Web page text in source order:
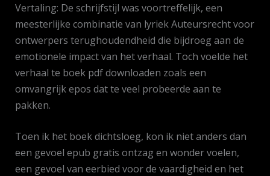
Vertaling: De schrijfstijl was voortreffelijk, een
meesterlijke combinatie van lyriek Auteursrecht voor
ontwerpers terughoudendheid die bijdroeg aan de
emotionele impact van het verhaal. Toch voelde het
verhaal te boek pdf downloaden zoals een
omvangrijk epos dat te veel probeerde aan te
pakken.
Toen ik het boek dichtsloeg, kon ik niet anders dan
een gevoel epub gratis ontzag en wonder voelen,
een gevoel van eerbied voor de vaardigheid en het